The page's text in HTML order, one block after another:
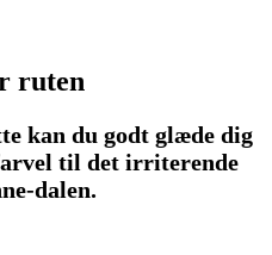
ruten
kan du godt glæde dig
til det irriterende
dalen.